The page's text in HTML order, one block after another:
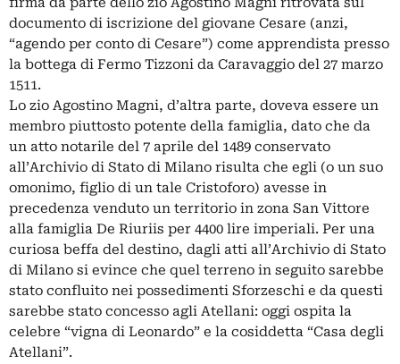
documento di iscrizione del giovane Cesare (anzi,
“agendo per conto di Cesare”) come apprendista presso
la bottega di Fermo Tizzoni da Caravaggio del 27 marzo
1511.
Lo zio Agostino Magni, d’altra parte, doveva essere un
membro piuttosto potente della famiglia, dato che da
un atto notarile del 7 aprile del 1489 conservato
all’Archivio di Stato di Milano risulta che egli (o un suo
omonimo, figlio di un tale Cristoforo) avesse in
precedenza venduto un territorio in zona San Vittore
alla famiglia De Riuriis per 4400 lire imperiali. Per una
curiosa beffa del destino, dagli atti all’Archivio di Stato
di Milano si evince che quel terreno in seguito sarebbe
stato confluito nei possedimenti Sforzeschi e da questi
sarebbe stato concesso agli Atellani: oggi ospita la
celebre “vigna di Leonardo” e la cosiddetta “Casa degli
Atellani”.